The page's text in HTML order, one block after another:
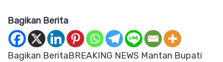
Lampung
Timur
Bagikan Berita
Bagikan BeritaBREAKING NEWS Mantan Bupati